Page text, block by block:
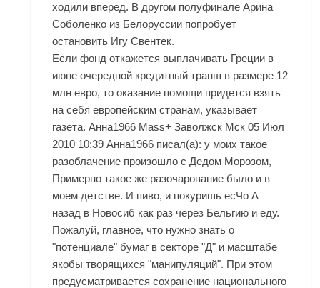
ходили вперед. В другом полуфинале Арина
Соболенко из Белоруссии попробует
остановить Игу Свентек.
Если фонд откажется выплачивать Греции в
июне очередной кредитный транш в размере 12
млн евро, то оказание помощи придется взять
на себя европейским странам, указывает
газета. Анна1966 Mass+ Заволжск Мск 05 Июл
2010 10:39 Анна1966 писал(а): у моих такое
разоблачение произошло с Дедом Морозом,
Примерно такое же разочарование было и в
моем детстве. И пиво, и покуришь есЧо А
назад в Новосиб как раз через Бельгию и еду.
Пожалуй, главное, что нужно знать о
"потенциале" бумаг в секторе "Д" и масштабе
якобы творящихся "манипуляций". При этом
предусматривается сохранение национального